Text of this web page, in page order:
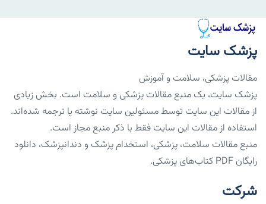
پزشک سایت
مقالات پزشکی، سلامت و آموزش
پزشک سایت، یک منبع مقالات پزشکی و سلامت است. بخش زیادی
از مقالات این سایت توسط مسئولین سایت نوشته یا ترجمه شده‌اند.
استفاده از مقالات این سایت فقط با ذکر منبع مجاز است.
منبع مقالات سلامت، پزشکی، استخدام پزشک و دندانپزشک، دانلود
رایگان PDF کتاب‌های پزشکی.
شرکت